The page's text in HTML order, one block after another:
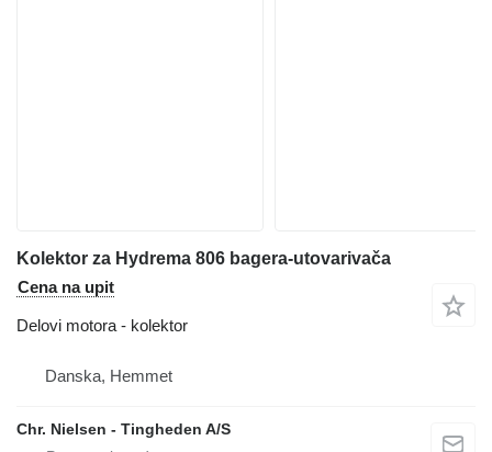
Kolektor za Hydrema 806 bagera-utovarivača
Cena na upit
Delovi motora - kolektor
Danska, Hemmet
Chr. Nielsen - Tingheden A/S